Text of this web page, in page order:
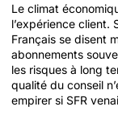
Le climat
l’expérience client.
Français se disent
abonnements
les risques à long
qualité du conseil
empirer si SFR